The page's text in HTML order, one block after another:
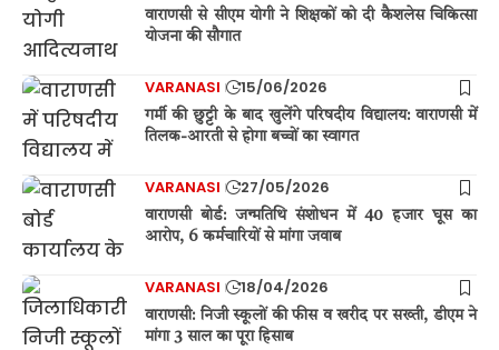
वाराणसी से सीएम योगी ने शिक्षकों को दी कैशलेस चिकित्सा
योजना की सौगात
VARANASI 15/06/2026
गर्मी की छुट्टी के बाद खुलेंगे परिषदीय विद्यालय: वाराणसी में
तिलक-आरती से होगा बच्चों का स्वागत
VARANASI 27/05/2026
वाराणसी बोर्ड: जन्मतिथि संशोधन में 40 हजार घूस का
आरोप, 6 कर्मचारियों से मांगा जवाब
VARANASI 18/04/2026
वाराणसी: निजी स्कूलों की फीस व खरीद पर सख्ती, डीएम ने
मांगा 3 साल का पूरा हिसाब